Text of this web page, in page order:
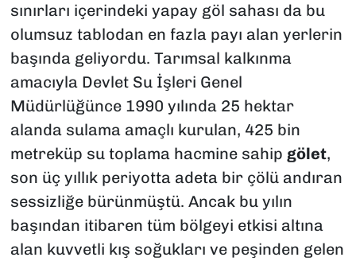
sınırları içerindeki yapay göl sahası da bu
olumsuz tablodan en fazla payı alan yerlerin
başında geliyordu. Tarımsal kalkınma
amacıyla Devlet Su İşleri Genel
Müdürlüğünce 1990 yılında 25 hektar
alanda sulama amaçlı kurulan, 425 bin
metreküp su toplama hacmine sahip gölet,
son üç yıllık periyotta adeta bir çölü andıran
sessizliğe bürünmüştü. Ancak bu yılın
başından itibaren tüm bölgeyi etkisi altına
alan kuvvetli kış soğukları ve peşinden gelen